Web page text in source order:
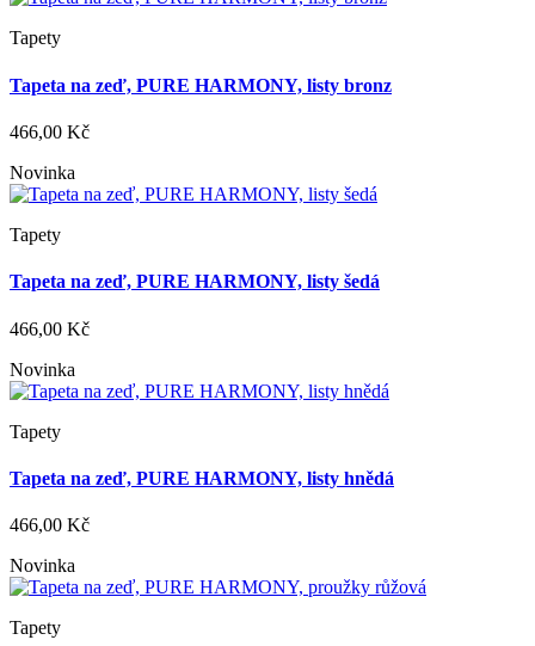
Tapety
Tapeta na zeď, PURE HARMONY, listy bronz
466,00 Kč
Novinka
Tapety
Tapeta na zeď, PURE HARMONY, listy šedá
466,00 Kč
Novinka
Tapety
Tapeta na zeď, PURE HARMONY, listy hnědá
466,00 Kč
Novinka
Tapety